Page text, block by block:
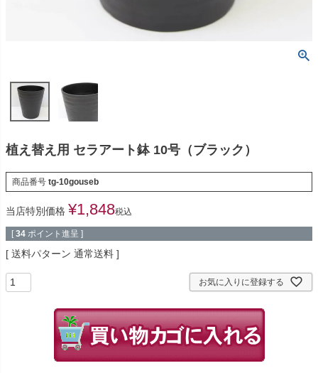
植え替え用 セラアート鉢 10号（ブラック）
商品番号 tg-10gouseb
当店特別価格 ¥1,848税込
[ 34 ポイント進呈 ]
送料パターン 通常送料
お気に入りに登録する